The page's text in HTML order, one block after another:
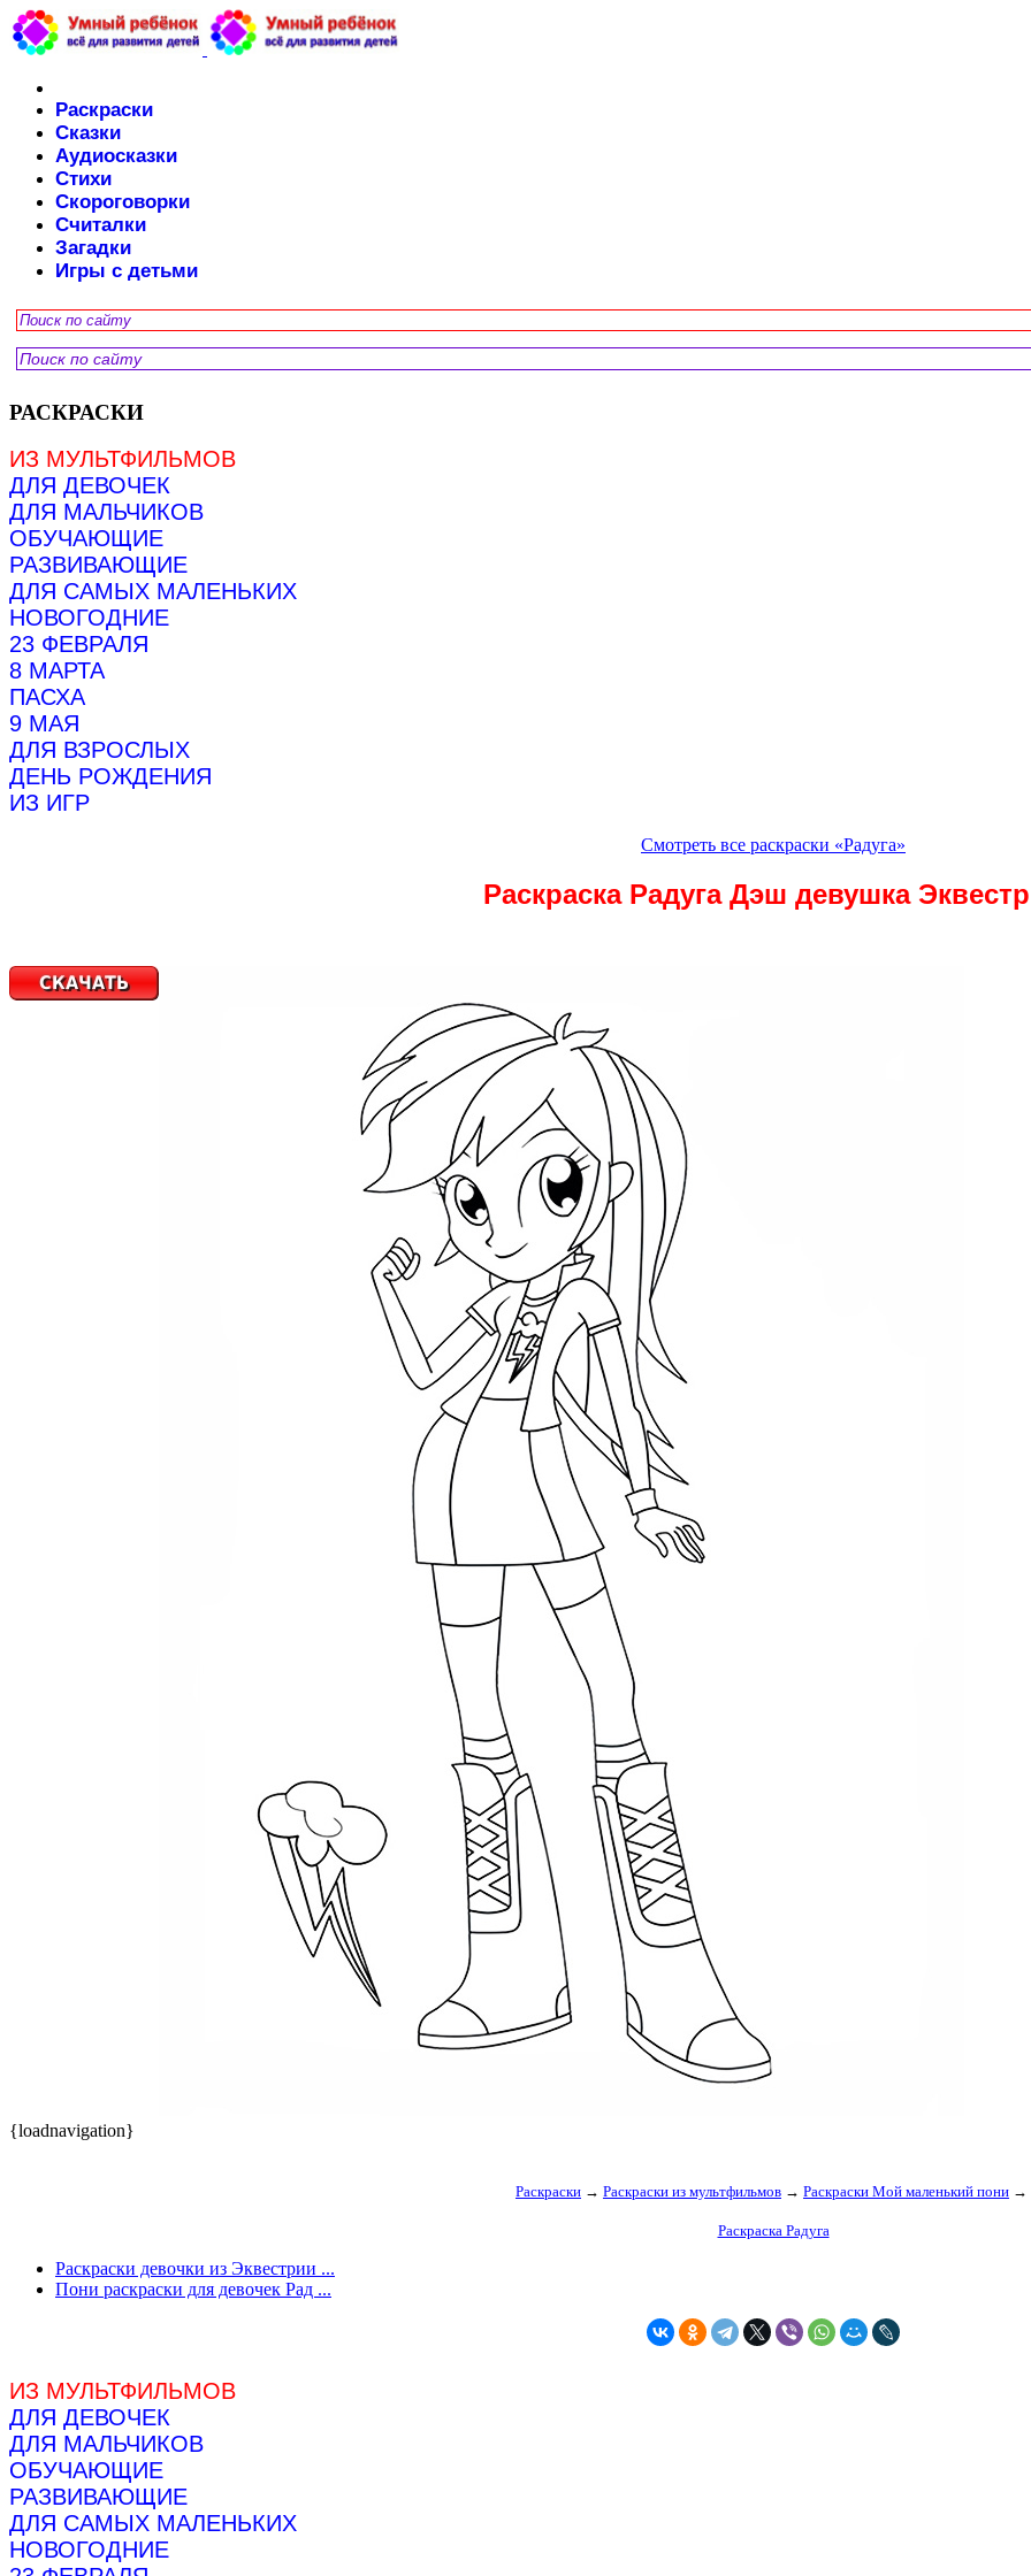
Раскраски
Сказки
Аудиосказки
Стихи
Скороговорки
Считалки
Загадки
Игры с детьми
РАСКРАСКИ
ИЗ МУЛЬТФИЛЬМОВ
ДЛЯ ДЕВОЧЕК
ДЛЯ МАЛЬЧИКОВ
ОБУЧАЮЩИЕ
РАЗВИВАЮЩИЕ
ДЛЯ САМЫХ МАЛЕНЬКИХ
НОВОГОДНИЕ
23 ФЕВРАЛЯ
8 МАРТА
ПАСХА
9 МАЯ
ДЛЯ ВЗРОСЛЫХ
ДЕНЬ РОЖДЕНИЯ
ИЗ ИГР
Смотреть все раскраски «Радуга»
Раскраска Радуга Дэш девушка
{loadnavigation}
Раскраски → Раскраски из мультфильмов → Раскраски Мой маленький пони →
Раскраска Радуга
Раскраски девочки из Эквестрии ...
Пони раскраски для девочек Рад ...
ИЗ МУЛЬТФИЛЬМОВ
ДЛЯ ДЕВОЧЕК
ДЛЯ МАЛЬЧИКОВ
ОБУЧАЮЩИЕ
РАЗВИВАЮЩИЕ
ДЛЯ САМЫХ МАЛЕНЬКИХ
НОВОГОДНИЕ